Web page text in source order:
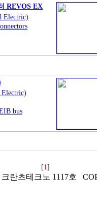
버터
REVOS EX
Electric)
in
bus
[1 ]
크란츠테크노 1117호